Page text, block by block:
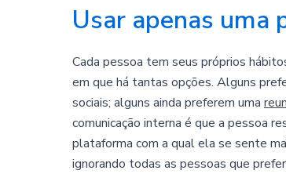
Usar apenas uma
Cada pessoa tem seus próprios
em que há tantas opções. Alguns
sociais; alguns ainda preferem uma
comunicação interna é que a pessoa
plataforma com a qual ela se sente
ignorando todas as pessoas que